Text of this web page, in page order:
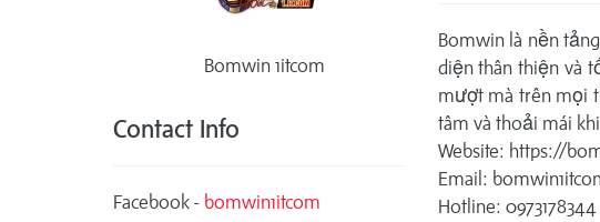
Bomwin 1itcom
Contact Info
Facebook - bomwin1itcom
Bomwin là nền
diện thân thiện và
mượt mà trên mọi
tâm và thoải mái
Website: https://
Email:
Hotline: 0973178344